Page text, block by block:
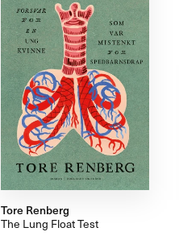
Tore Renberg
The Lung Float Test